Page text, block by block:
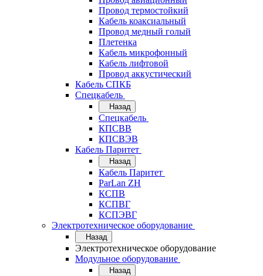
Провод термостойкий
Кабель коаксиальный
Провод медный голый
Плетенка
Кабель микрофонный
Кабель лифтовой
Провод аккустический
Кабель СПКБ
Спецкабель
Назад
Спецкабель
КПСВВ
КПСВЭВ
Кабель Паритет
Назад
Кабель Паритет
ParLan ZH
КСПВ
КСПВГ
КСПЭВГ
Электротехническое оборудование
Назад
Электротехническое оборудование
Модульное оборудование
Назад